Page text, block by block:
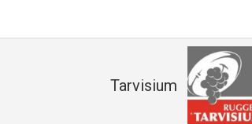
Tarvisium